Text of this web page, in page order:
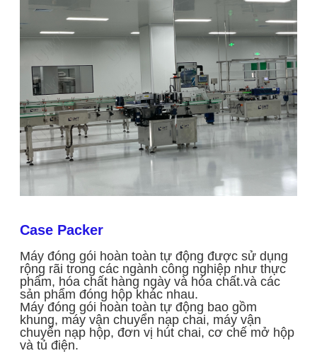
Case Packer
Máy đóng gói hoàn toàn tự động được sử dụng
rộng rãi trong các ngành công nghiệp như thực
phẩm, hóa chất hàng ngày và hóa chất.và các
sản phẩm đóng hộp khác nhau.
Máy đóng gói hoàn toàn tự động bao gồm
khung, máy vận chuyển nạp chai, máy vận
chuyển nạp hộp, đơn vị hút chai, cơ chế mở hộp
và tủ điện.